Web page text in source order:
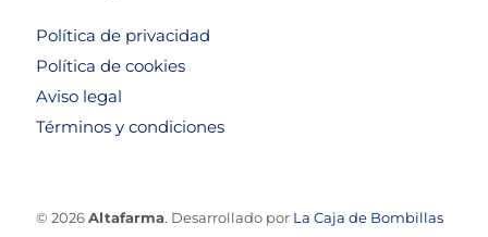
Política de privacidad
Política de cookies
Aviso legal
Términos y condiciones
© 2026Altafarma. Desarrollado por La Caja de Bombillas